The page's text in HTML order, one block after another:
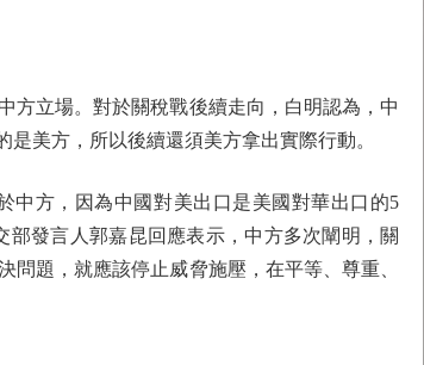
立場。對於關稅戰後續走向，白明認為，中
美方，所以後續還須美方拿出實際行動。
方，因為中國對美出口是美國對華出口的5
發言人郭嘉昆回應表示，中方多次闡明，關
題，就應該停止威脅施壓，在平等、尊重、